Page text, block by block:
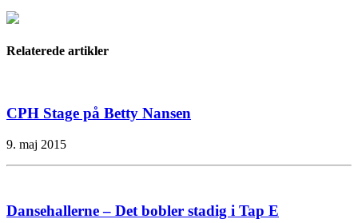
Relaterede artikler
CPH Stage på Betty Nansen
9. maj 2015
Dansehallerne – Det bobler stadig i Tap E